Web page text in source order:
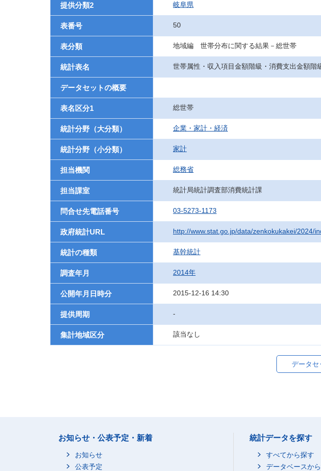
提供分類2 岐阜県
表番号 50
表分類 地域編 世帯分布に関する結果－総世帯
統計表名 世帯属性・収入項目金額階級・消費支出金額
データセットの概要
表名区分1 総世帯
統計分野（大分類） 企業・家計・経済
統計分野（小分類） 家計
担当機関 総務省
担当課室 統計局統計調査部消費統計課
問合せ先電話番号 03-5273-1173
政府統計URL http://www.stat.go.jp/data/zenkokukakei/2024/
統計の種類 基幹統計
調査年月 2014年
公開年月日時分 2015-12-16 14:30
提供周期 -
集計地域区分 該当なし
データセ
お知らせ・公表予定・新着
お知らせ
公表予定
統計データを探す
すべてから探す
データベースか